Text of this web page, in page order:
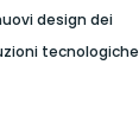
design dei
tecnologiche